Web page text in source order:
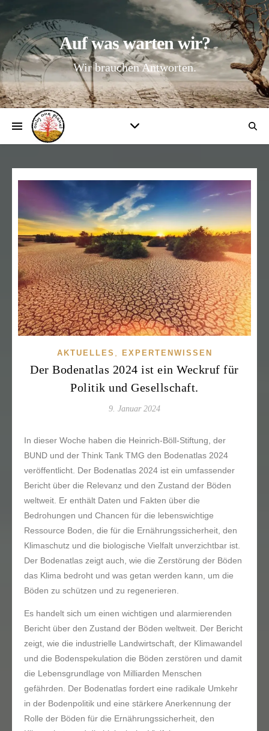
Auf was warten wir?
Wir brauchen Antworten.
AKTUELLES EXPERTENWISSEN
Der Bodenatlas 2024 ist ein Weckruf für
Politik und Gesellschaft.
9. Januar 2024
In dieser Woche haben die Heinrich-Böll-Stiftung, der
BUND und der Think Tank TMG den Bodenatlas 2024
veröffentlicht. Der Bodenatlas 2024 ist ein umfassender
Bericht über die Relevanz und den Zustand der Böden
weltweit. Er enthält Daten und Fakten über die
Bedrohungen und Chancen für die lebenswichtige
Ressource Boden, die für die Ernährungssicherheit, den
Klimaschutz und die biologische Vielfalt unverzichtbar ist.
Der Bodenatlas zeigt auch, wie die Zerstörung der Böden
das Klima bedroht und was getan werden kann, um die
Böden zu schützen und zu regenerieren.
Es handelt sich um einen wichtigen und alarmierenden
Bericht über den Zustand der Böden weltweit. Der Bericht
zeigt, wie die industrielle Landwirtschaft, der Klimawandel
und die Bodenspekulation die Böden zerstören und damit
die Lebensgrundlage von Milliarden Menschen
gefährden. Der Bodenatlas fordert eine radikale Umkehr
in der Bodenpolitik und eine stärkere Anerkennung der
Rolle der Böden für die Ernährungssicherheit, den